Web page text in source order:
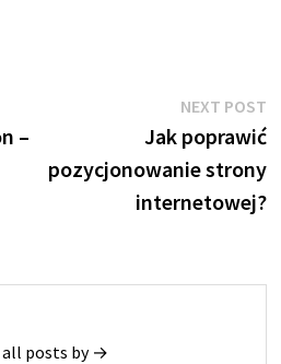
–
NEXT POST
Jak poprawić
pozycjonowanie strony
internetowej?
all posts by →